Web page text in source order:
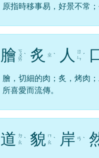
原指時移事易，好景不常
膾 ㄎ
ㄨ
ㄞ
ˋ 炙 ㄓ ˋ 人
ㄖ
ㄣ ˊ
膾，切細的肉；炙，烤肉
所喜愛而流傳。
道 ㄉ
ㄠ ˋ 貌 ㄇ
ㄠ ˋ 岸 ㄢ ˋ